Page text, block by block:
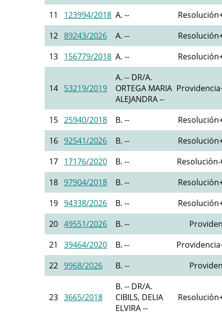
11
123994/2018 A. --
12 89243/2026 A. --
13
156779/2018 A. --
14 53219/2019
A. -- DR/A.
ORTEGA MARIA
ALEJANDRA --
15 25940/2018 B. --
16 92541/2026 B. --
17
17176/2020 B. --
18 97904/2018 B. --
19 94338/2026 B. --
20 49551/2026 B. --
21
39464/2020 B. --
22 9968/2026 B. --
23 3665/2018
B. -- DR/A.
CIBILS, DELIA
ELVIRA --